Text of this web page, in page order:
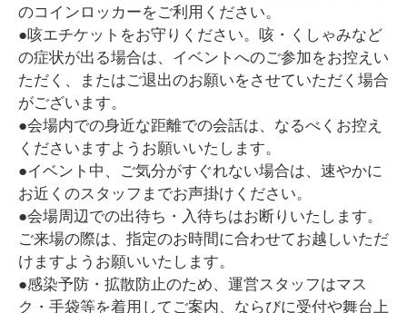
のコインロッカーをご利用ください。
●咳エチケットをお守りください。咳・くしゃみなど
の症状が出る場合は、イベントへのご参加をお控えい
ただく、またはご退出のお願いをさせていただく場合
がございます。
●会場内での身近な距離での会話は、なるべくお控え
くださいますようお願いいたします。
●イベント中、ご気分がすぐれない場合は、速やかに
お近くのスタッフまでお声掛けください。
●会場周辺での出待ち・入待ちはお断りいたします。
ご来場の際は、指定のお時間に合わせてお越しいただ
けますようお願いいたします。
●感染予防・拡散防止のため、運営スタッフはマス
ク・手袋等を着用してご案内、ならびに受付や舞台上